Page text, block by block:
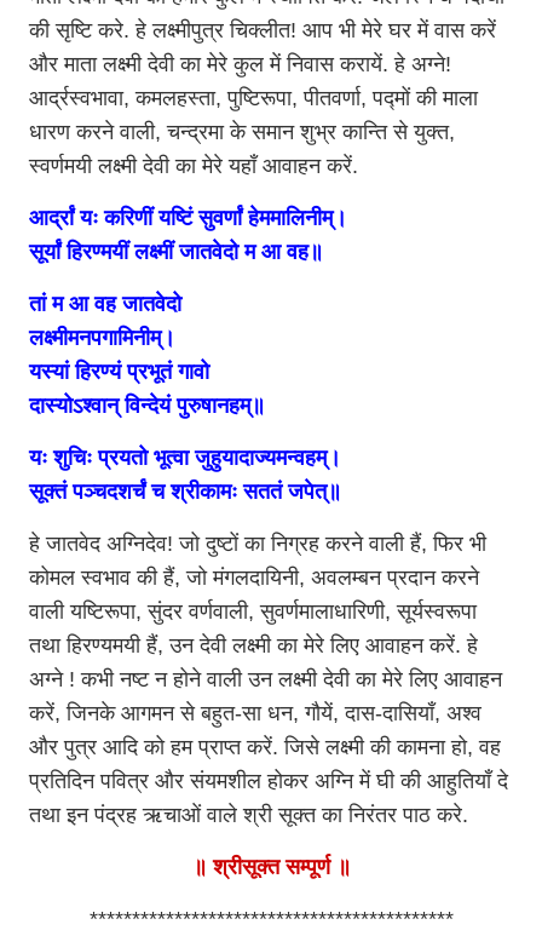
की सृष्टि करे. हे लक्ष्मीपुत्र चिक्लीत! आप भी मेरे घर में वास करें
और माता लक्ष्मी देवी का मेरे कुल में निवास करायें. हे अग्ने!
आर्द्रस्वभावा, कमलहस्ता, पुष्टिरूपा, पीतवर्णा, पद्मों की माला
धारण करने वाली, चन्द्रमा के समान शुभ्र कान्ति से युक्त,
स्वर्णमयी लक्ष्मी देवी का मेरे यहाँ आवाहन करें.
आर्द्रां यः करिणीं यष्टिं सुवर्णां हेममालिनीम्।
सूर्यां हिरण्मयीं लक्ष्मीं जातवेदो म आ वह॥
तां म आ वह जातवेदो
लक्ष्मीमनपगामिनीम्।
यस्यां हिरण्यं प्रभूतं गावो
दास्योऽश्वान् विन्देयं पुरुषानहम्॥
यः शुचिः प्रयतो भूत्वा जुहुयादाज्यमन्वहम्।
सूक्तं पञ्चदशर्चं च श्रीकामः सततं जपेत्॥
हे जातवेद अग्निदेव! जो दुष्टों का निग्रह करने वाली हैं, फिर भी
कोमल स्वभाव की हैं, जो मंगलदायिनी, अवलम्बन प्रदान करने
वाली यष्टिरूपा, सुंदर वर्णवाली, सुवर्णमालाधारिणी, सूर्यस्वरूपा
तथा हिरण्यमयी हैं, उन देवी लक्ष्मी का मेरे लिए आवाहन करें. हे
अग्ने ! कभी नष्ट न होने वाली उन लक्ष्मी देवी का मेरे लिए आवाहन
करें, जिनके आगमन से बहुत-सा धन, गौयें, दास-दासियाँ, अश्व
और पुत्र आदि को हम प्राप्त करें. जिसे लक्ष्मी की कामना हो, वह
प्रतिदिन पवित्र और संयमशील होकर अग्नि में घी की आहुतियाँ दे
तथा इन पंद्रह ऋचाओं वाले श्री सूक्त का निरंतर पाठ करे.
॥ श्रीसूक्त सम्पूर्ण ॥
*******************************************